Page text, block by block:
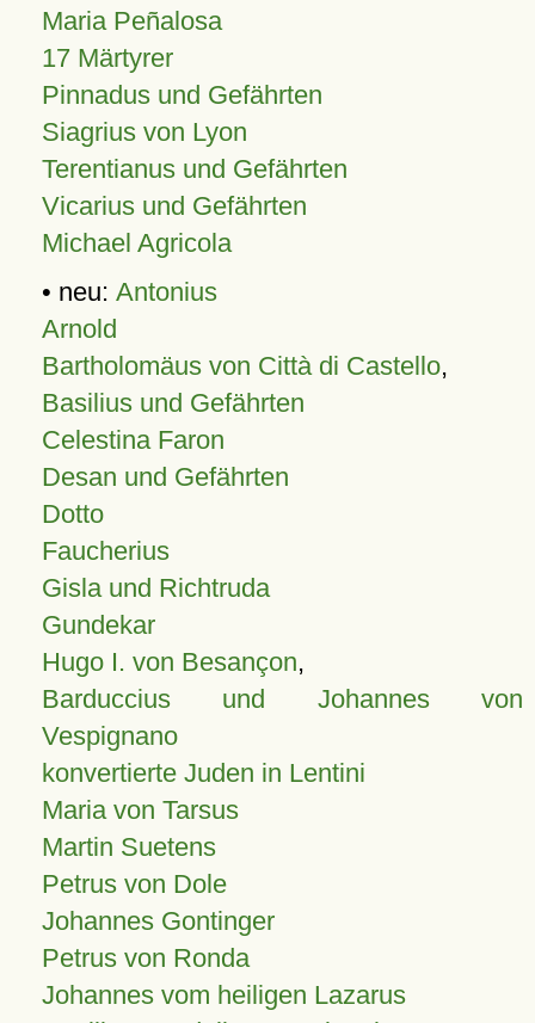
Maria Peñalosa
17 Märtyrer
Pinnadus und Gefährten
Siagrius von Lyon
Terentianus und Gefährten
Vicarius und Gefährten
Michael Agricola
• neu: Antonius
Arnold
Bartholomäus von Città di Castello,
Basilius und Gefährten
Celestina Faron
Desan und Gefährten
Dotto
Faucherius
Gisla und Richtruda
Gundekar
Hugo I. von Besançon,
Barduccius und Johannes von
Vespignano
konvertierte Juden in Lentini
Maria von Tarsus
Martin Suetens
Petrus von Dole
Johannes Gontinger
Petrus von Ronda
Johannes vom heiligen Lazarus